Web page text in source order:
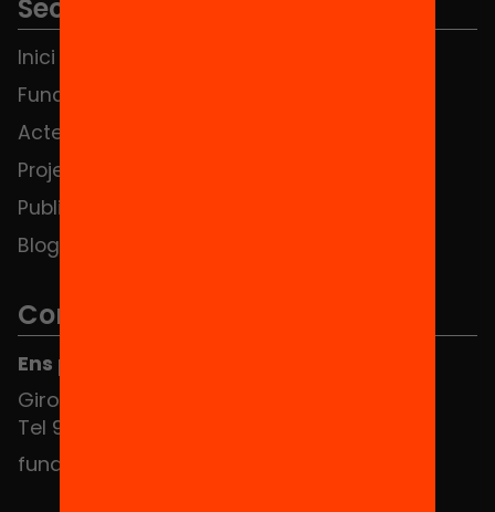
Seccions
Inici
Fundació
Actes
Projectes
Publicacions i vídeos
Blog
Contacte
Ens pots trobar al Hub Social
Girona 34, interior 08010 Barcelona
Tel 934 588 700
fundacio@equitat.org